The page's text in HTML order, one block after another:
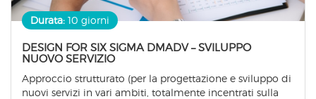
Durata: 10 giorni
DESIGN FOR SIX SIGMA DMADV – SVILUPPO
NUOVO SERVIZIO
Approccio strutturato (per la progettazione e sviluppo di
nuovi servizi in vari ambiti, totalmente incentrati sulla